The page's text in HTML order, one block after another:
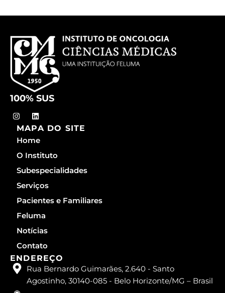
100% SUS
I
n
s
t
a
g
r
a
m
L
i
n
e
d
i
MAPA DO SITE
Home
O Instituto
Subespecialidades
Serviços
Pacientes e Familiares
Feluma
Notícias
Contato
ENDEREÇO
Rua Bernardo Guimarães, 2.640 - Santo
Agostinho, 30140-085 - Belo Horizonte/MG – Brasil